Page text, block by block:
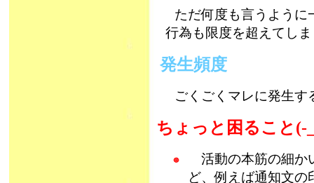
ただ何度も言うように
行為も限度を超えてし
発生頻度
ごくごくマレに発生す
ちょっと困ること
活動の本筋の細か
ど、例えば通知文